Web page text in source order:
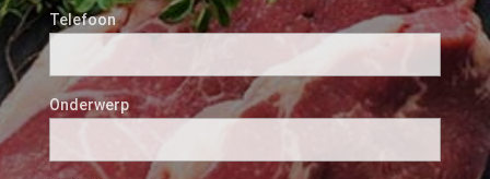
Telefoon
Onderwerp